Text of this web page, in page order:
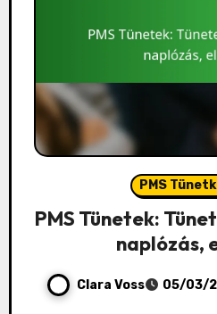
PMS
PMS Tünetek:
naplózás,
Clara Voss 05/03/